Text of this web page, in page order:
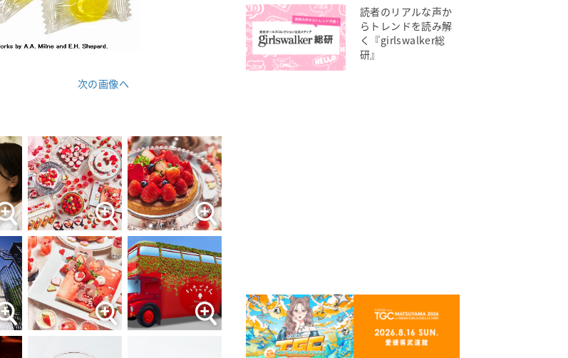
次の画像へ
読者のリアルな声か
らトレンドを読み解
く『girlswalker総
研』